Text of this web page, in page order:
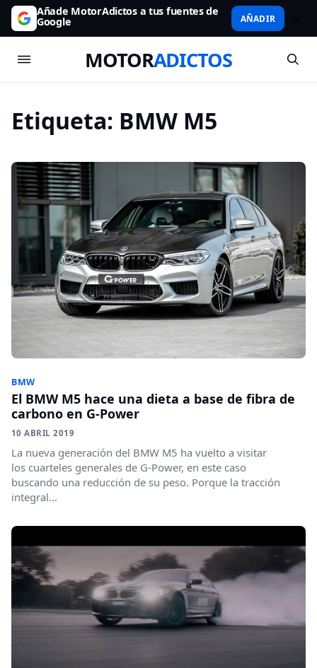
Añade MotorAdictos a tus fuentes de
Google AÑADIR
MOTORADICTOS
Etiqueta: BMW M5
BMW
El BMW M5 hace una dieta a base de fibra de
carbono en G-Power
10 ABRIL 2019
La nueva generación del BMW M5 ha vuelto a visitar
los cuarteles generales de G-Power, en este caso
buscando una reducción de su peso. Porque la tracción
integral...